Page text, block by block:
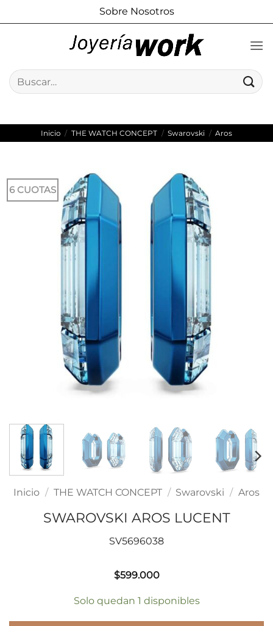
al
Sobre Nosotros
Buscar
por:
Inicio / THE WATCH CONCEPT / Swarovski / Aros
6 CUOTAS
Inicio / THE WATCH CONCEPT / Swarovski / Aros
SWAROVSKI AROS LUCENT
SV5696038
$599.000
Solo quedan 1 disponibles